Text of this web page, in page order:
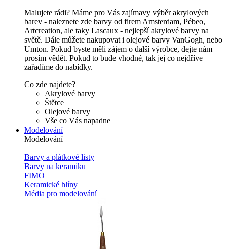
Malujete rádi? Máme pro Vás zajímavy výběr akrylových
barev - naleznete zde barvy od firem Amsterdam, Pébeo,
Artcreation, ale taky Lascaux - nejlepší akrylové barvy na
světě. Dále můžete nakupovat i olejové barvy VanGogh, nebo
Umton. Pokud byste měli zájem o další výrobce, dejte nám
prosím vědět. Pokud to bude vhodné, tak jej co nejdříve
zařadíme do nabídky.
Co zde najdete?
Akrylové barvy
Štětce
Olejové barvy
Vše co Vás napadne
Modelování
Modelování
Barvy a plátkové listy
Barvy na keramiku
FIMO
Keramické hlíny
Média pro modelování